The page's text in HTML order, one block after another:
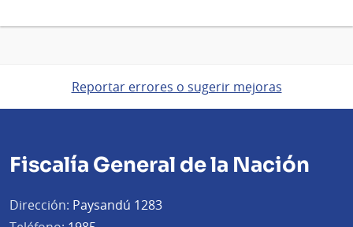
Reportar errores o sugerir mejoras
Fiscalía General de la Nación
Dirección: Paysandú 1283